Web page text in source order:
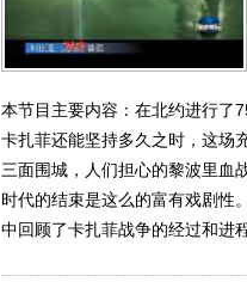
本节目主要内容：在北约进行了
卡扎菲还能坚持多久之时，这场
三面围城，人们担心的黎波里血
时代的结束是这么的富有戏剧性
中回顾了卡扎菲战争的经过和进程